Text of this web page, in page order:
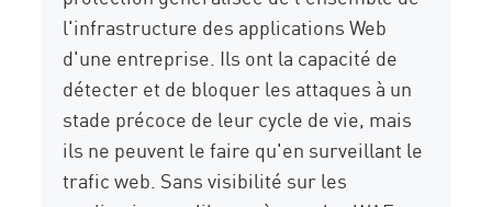
l'infrastructure des applications Web
d'une entreprise. Ils ont la capacité de
détecter et de bloquer les attaques à un
stade précoce de leur cycle de vie, mais
ils ne peuvent le faire qu'en surveillant le
trafic web. Sans visibilité sur les